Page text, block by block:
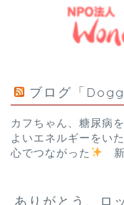
ブログ「
カフちゃん、糖尿病
よいエネルギーをい
心でつながった
新
ありがとう、ロ